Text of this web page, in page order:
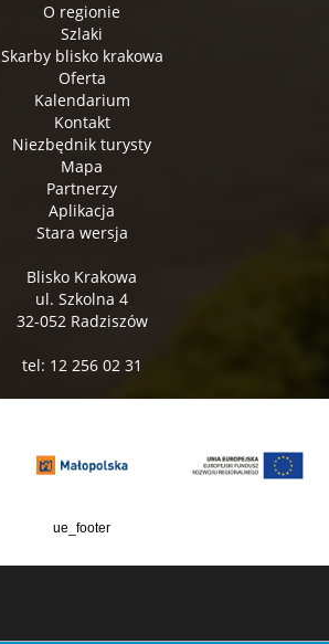
O regionie
Szlaki
Skarby blisko krakowa
Oferta
Kalendarium
Kontakt
Niezbędnik turysty
Mapa
Partnerzy
Aplikacja
Stara wersja
Blisko Krakowa
ul. Szkolna 4
32-052 Radziszów
tel: 12 256 02 31
ue_footer